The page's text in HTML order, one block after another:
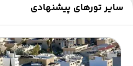
سایر تورهای پیشنهادی